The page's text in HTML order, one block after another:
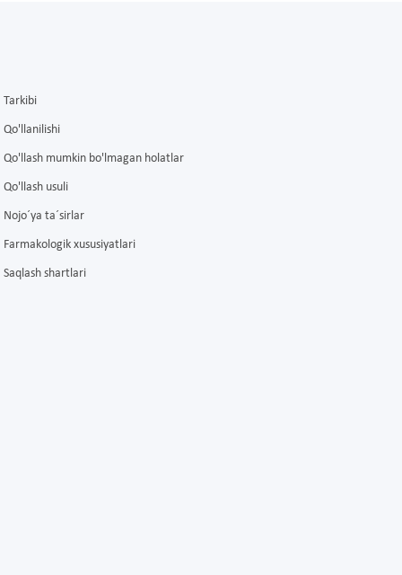
Tarkibi
Qo'llanilishi
Qo'llash mumkin bo'lmagan holatlar
Qo'llash usuli
Nojo´ya ta´sirlar
Farmakologik xususiyatlari
Saqlash shartlari